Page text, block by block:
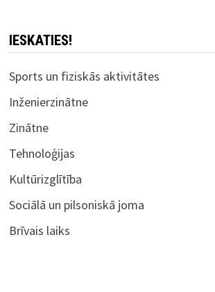
IESKATIES!
Sports un fiziskās aktivitātes
Inženierzinātne
Zinātne
Tehnoloģijas
Kultūrizglītība
Sociālā un pilsoniskā joma
Brīvais laiks